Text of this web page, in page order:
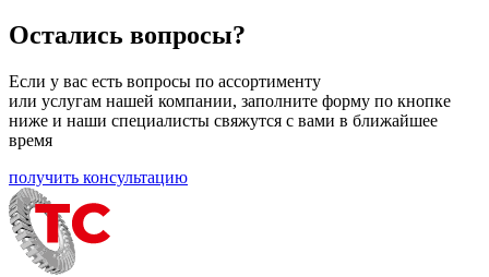
Остались вопросы?
Если у вас есть вопросы по ассортименту
или услугам нашей компании, заполните форму по кнопке
ниже и наши специалисты свяжутся с вами в ближайшее
время
получить консультацию